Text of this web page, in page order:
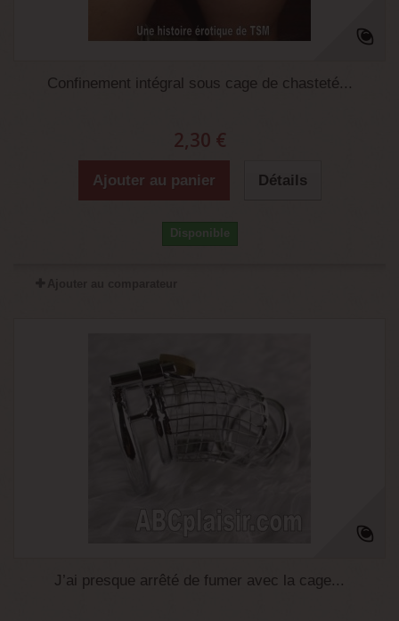
Confinement intégral sous cage de chasteté...
2,30 €
Ajouter au panier Détails
Disponible
J’ai presque arrêté de fumer avec la cage...